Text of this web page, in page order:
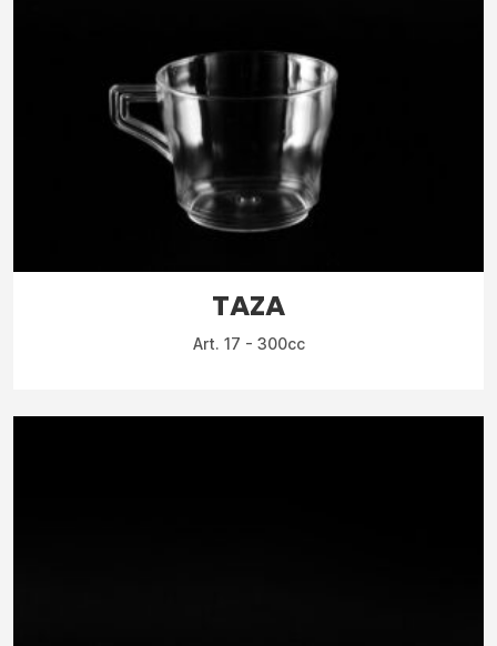
TAZA
Art. 17 - 300cc